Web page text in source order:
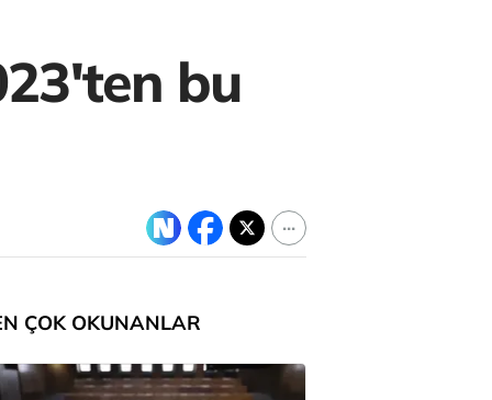
bu
ÇOK OKUNANLAR